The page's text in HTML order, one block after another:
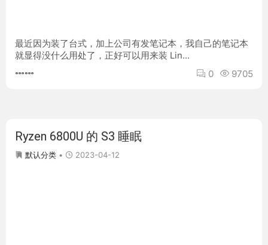
最近因为装了台式，加上公司有发笔记本，我自己的笔记本
就显得没什么用处了，正好可以用来装 Lin...
9705
0
Ryzen 6800U 的 S3 睡眠
默认分类 2023-04-12